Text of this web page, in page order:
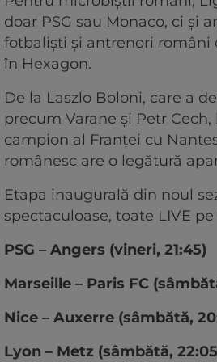
doar PSG sau Monaco, ci și
fotbaliști și antrenori români
în Hexagon.
De la Laszlo Boloni, care a
precum Varane și Petr
campion al Franței cu
românesc are o legătură
Etapa inaugurală din noul
spectaculoase, toate LIVE pe
PSG – Angers (vineri, 21:45)
Marseille – Paris FC
Nice – Auxerre (sâmbătă,
Lyon – Metz (sâmbătă,